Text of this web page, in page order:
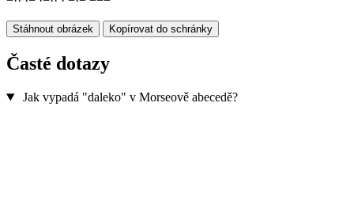
Stáhnout obrázek Kopírovat do schránky
Časté dotazy
Jak vypadá "daleko" v Morseově abecedě?